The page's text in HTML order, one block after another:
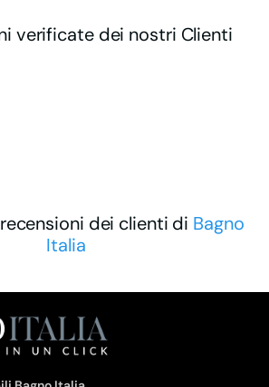
verificate dei nostri Clienti
dei clienti di Bagno
Italia